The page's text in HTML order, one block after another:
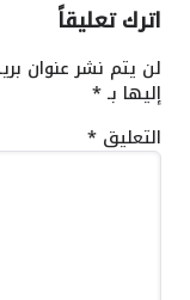
اترك تعليقاً
لن يتم نشر عنوان
إليها بـ*
التعليق *